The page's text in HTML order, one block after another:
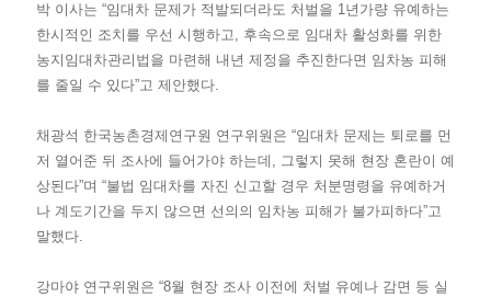
박 이사는 “임대차 문제가 적발되더라도 처벌을 1년가량 유예하는
한시적인 조치를 우선 시행하고, 후속으로 임대차 활성화를 위한
농지임대차관리법을 마련해 내년 제정을 추진한다면 임차농 피해
를 줄일 수 있다”고 제안했다.
채광석 한국농촌경제연구원 연구위원은 “임대차 문제는 퇴로를 먼
저 열어준 뒤 조사에 들어가야 하는데, 그렇지 못해 현장 혼란이 예
상된다”며 “불법 임대차를 자진 신고할 경우 처분명령을 유예하거
나 계도기간을 두지 않으면 선의의 임차농 피해가 불가피하다”고
말했다.
강마야 연구위원은 “8월 현장 조사 이전에 처벌 유예나 감면 등 실